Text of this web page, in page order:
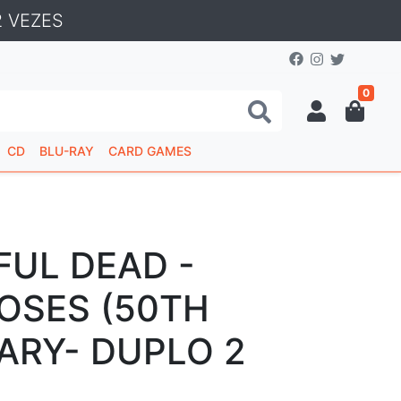
VEZES
0
CD BLU-RAY CARD GAMES
DEAD -
(50TH
DUPLO 2